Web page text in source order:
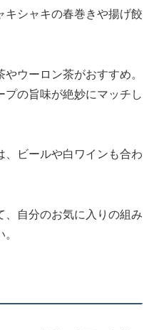
キシャキの春巻きや揚げ餃
ウーロン茶がおすすめ。
プの旨味が絶妙にマッチし
、ビールや白ワインも合わ
、自分のお気に入りの組み